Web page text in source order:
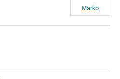
Marko